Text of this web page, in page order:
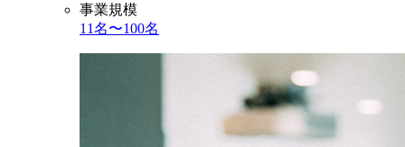
事業規模
11名〜100名